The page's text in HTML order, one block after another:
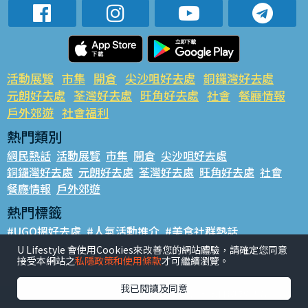
活動展覽 市集 開倉 尖沙咀好去處 銅鑼灣好去處
元朗好去處 荃灣好去處 旺角好去處 社會 餐廳情報
戶外郊遊 社會福利
熱門類別
網民熱話 活動展覽 市集 開倉 尖沙咀好去處
銅鑼灣好去處 元朗好去處 荃灣好去處 旺角好去處 社會
餐廳情報 戶外郊遊
熱門標籤
#UGO搵好去處 #人氣活動推介 #美食社群熱話
#親子玩樂好去處 #ULifestyle應用程式 #限時搶
#UJetso禮物放送 #ULifestyle商戶中心 #著數
香港經濟日報版權所有©2026
U Lifestyle 會使用Cookies來改善您的網站體驗，請確定您同意
接受本網站之私隱政策和使用條款才可繼續瀏覽。
我已閱讀及同意